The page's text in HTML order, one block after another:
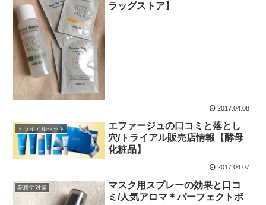
ラッグストア】
2017.04.08
トライアルセット
エファージュの口コミと落とし
穴/トライアル販売店情報【酵母
化粧品】
2017.04.07
花粉症対策
マスク用スプレーの効果と口コ
ミ/人気アロマ＊パーフェクトポ